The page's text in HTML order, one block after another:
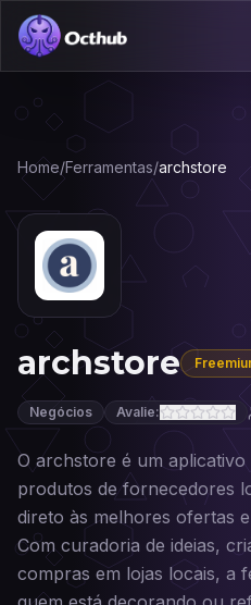
Home/Ferramentas/archstore
archstore
Negócios Avalie:
O archstore é um
produtos de fornecedores
direto às melhores ofertas
Com curadoria de ideias,
compras em lojas locais, a